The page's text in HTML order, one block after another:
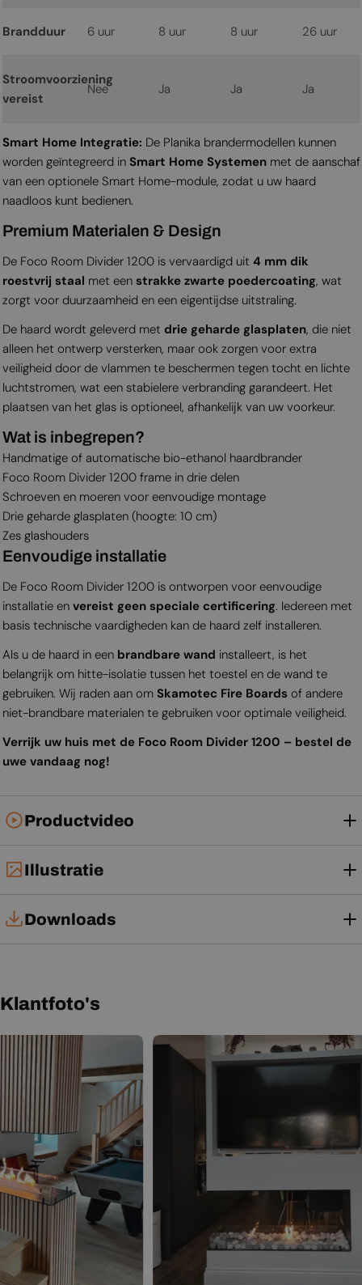
Brandduur 6 uur 8 uur 8 uur 26 uur
Stroomvoorziening
vereist
Nee Ja Ja Ja
Smart Home Integratie: De Planika brandermodellen kunnen
worden geïntegreerd in Smart Home Systemenmet de aanschaf
van een optionele Smart Home-module, zodat u uw haard
naadloos kunt bedienen.
Premium Materialen & Design
De Foco Room Divider 1200 is vervaardigd uit 4 mm dik
roestvrij staal met een strakke zwarte poedercoating, wat
zorgt voor duurzaamheid en een eigentijdse uitstraling.
De haard wordt geleverd met drie geharde glasplaten, die niet
alleen het ontwerp versterken, maar ook zorgen voor extra
veiligheid door de vlammen te beschermen tegen tocht en lichte
luchtstromen, wat een stabielere verbranding garandeert. Het
plaatsen van het glas is optioneel, afhankelijk van uw voorkeur.
Wat is inbegrepen?
Handmatige of automatische bio-ethanol haardbrander
Foco Room Divider 1200 frame in drie delen
Schroeven en moeren voor eenvoudige montage
Drie geharde glasplaten (hoogte: 10 cm)
Zes glashouders
Eenvoudige installatie
De Foco Room Divider 1200 is ontworpen voor eenvoudige
installatie en vereist geen speciale certificering. Iedereen met
basis technische vaardigheden kan de haard zelf installeren.
Als u de haard in een brandbare wand installeert, is het
belangrijk om hitte-isolatie tussen het toestel en de wand te
gebruiken. Wij raden aan om Skamotec Fire Boardsof andere
niet-brandbare materialen te gebruiken voor optimale veiligheid.
Verrijk uw huis met de Foco Room Divider 1200 – bestel de
uwe vandaag nog!
Productvideo
Illustratie
Downloads
Gebruikershandleiding
Productblad
Klantfoto's